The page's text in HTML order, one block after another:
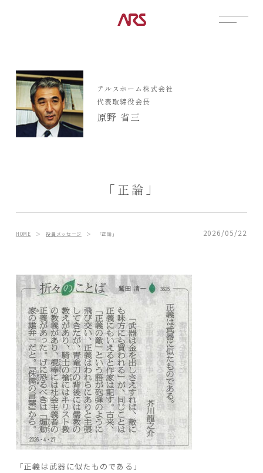
展示場
見学会
資料請求
ARS HOMEとは
- ARS WAY
- 設計コンセプト
- 商品コンセプト
デザイン
- 空間デザイン
- 内観デザイン
- 生活デザイン
- 外構デザイン
性能
POSTS
お知らせ
アルスホーム株式会社
代表取締役会長
原野 省三
「正論」
HOME ＞役員メッセージ ＞ 「正論」 2026/05/22
「正義は武器に似たものである」